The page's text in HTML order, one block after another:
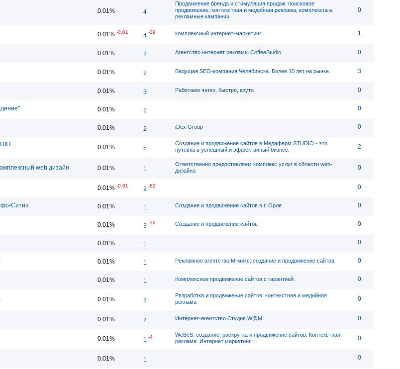
0.01% 4
Продвижение бренда и стимуляция продаж: поисковое
продвижение, контекстная и медийная реклама, комплексные
рекламные кампании.
0
0.01% -0.01 4 -39 комплексный интернет-маркетинг 1
0.01% 2 Агентство интернет рекламы CoffeeStudio 0
0.01% 2 Ведущая SEO-компания Челябинска. Более 10 лет на рынке. 3
0.01% 3 Работаем четко, быстро, круто 0
0.01% 2 0
0.01% 2 iDex Group 0
0.01% 5
Создание и продвижение сайтов в Медафарм STUDIO - это
путевка в успешный и эффектвиный бизнес.
2
web дизайн 0.01% 1
Ответственно предоставляем комплекс услуг в области web-
дизайна
0
0.01% -0.01 2 -82 0
Сити» 0.01% 1 Создание и продвижение сайтов в г. Орле 0
0.01% 3 -12 Создание и продвижение сайтов 0
0.01% 1 0
0.01% 1 Рекламное агентство М-микс: создание и продвижение сайтов 0
0.01% 1 Комплексное продвижение сайтов с гарантией. 0
0.01% 2
Разработка и продвижение сайтов, контекстная и медийная
реклама
0
0.01% 2 Интернет-агентство Студия W@M 0
0.01% 1 -4
WeBeS: создание, раскрутка и продвижение сайтов. Контекстная
реклама. Интернет маркетинг
0
0.01% 1 0